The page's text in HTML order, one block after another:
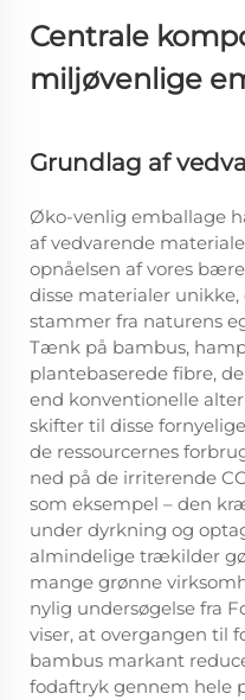
Centrale
miljøvenlige
Grundlag af
Øko-venlig emballage
af vedvarende
opnåelsen af vores
disse materialer
stammer fra naturens
Tænk på bambus,
plantebaserede fibre,
end konventionelle
skifter til disse
de ressourcernes
ned på de irriterende
som eksempel – den
under dyrkning og
almindelige trækilder
mange grønne
nylig undersøgelse fra
viser, at overgangen til
bambus markant
fodaftryk gennem hele